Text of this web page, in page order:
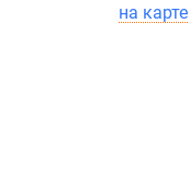
на карте